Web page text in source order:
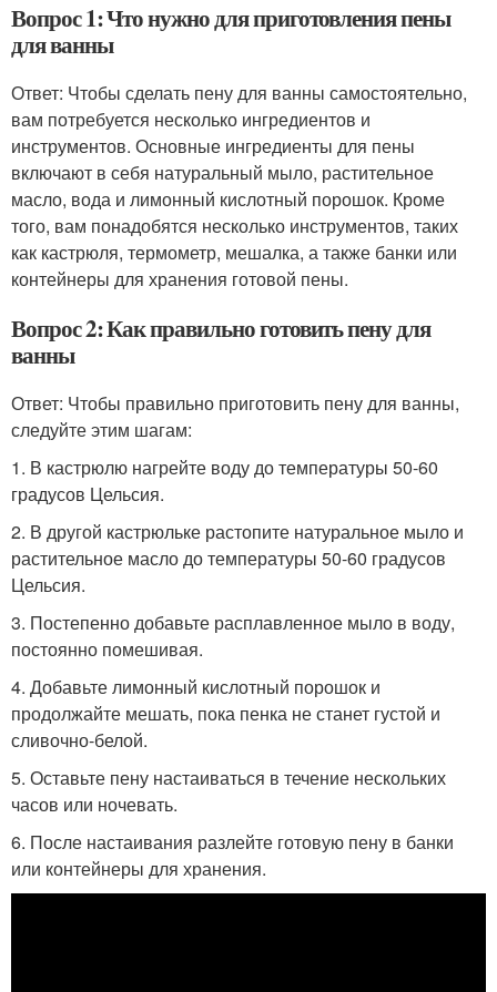
Вопрос 1: Что нужно для приготовления пены
для ванны
Ответ: Чтобы сделать пену для ванны самостоятельно,
вам потребуется несколько ингредиентов и
инструментов. Основные ингредиенты для пены
включают в себя натуральный мыло, растительное
масло, вода и лимонный кислотный порошок. Кроме
того, вам понадобятся несколько инструментов, таких
как кастрюля, термометр, мешалка, а также банки или
контейнеры для хранения готовой пены.
Вопрос 2: Как правильно готовить пену для
ванны
Ответ: Чтобы правильно приготовить пену для ванны,
следуйте этим шагам:
1. В кастрюлю нагрейте воду до температуры 50-60
градусов Цельсия.
2. В другой кастрюльке растопите натуральное мыло и
растительное масло до температуры 50-60 градусов
Цельсия.
3. Постепенно добавьте расплавленное мыло в воду,
постоянно помешивая.
4. Добавьте лимонный кислотный порошок и
продолжайте мешать, пока пенка не станет густой и
сливочно-белой.
5. Оставьте пену настаиваться в течение нескольких
часов или ночевать.
6. После настаивания разлейте готовую пену в банки
или контейнеры для хранения.